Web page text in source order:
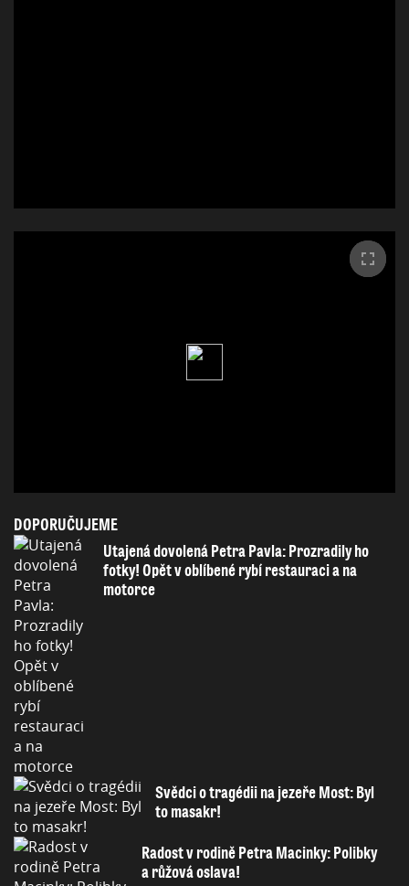
DOPORUČUJEME
Utajená dovolená Petra Pavla: Prozradily ho
fotky! Opět v oblíbené rybí restauraci a na
motorce
Svědci o tragédii na jezeře Most: Byl
to masakr!
Radost v rodině Petra Macinky: Polibky
a růžová oslava!